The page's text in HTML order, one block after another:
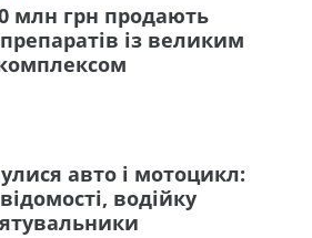
млн грн продають
із великим
авто і мотоцикл:
водійку